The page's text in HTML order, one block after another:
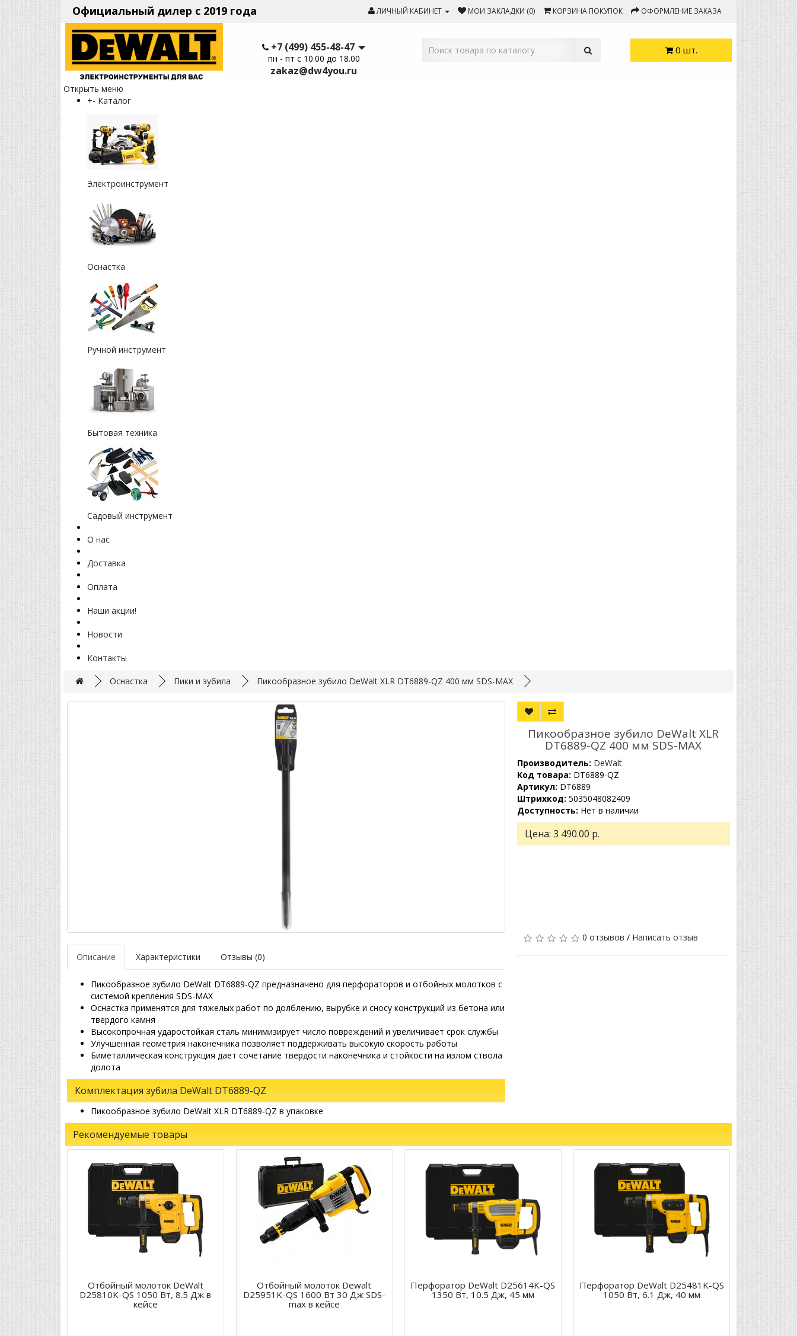
Официальный дилер с 2019 года ЛИЧНЫЙ КАБИНЕТ МОИ ЗАКЛАДКИ (0) КОРЗИНА ПОКУПОК ОФОРМЛЕНИЕ ЗАКАЗА
+7 (499) 455-48-47
пн - пт с 10.00 до 18.00
zakaz@dw4you.ru
0 шт.
Открыть меню
+- Каталог
Электроинструмент
Оснастка
Ручной инструмент
Бытовая техника
Садовый инструмент
О нас
Доставка
Оплата
Наши акции!
Новости
Контакты
Оснастка Пики и зубила Пикообразное зубило DeWalt XLR DT6889-QZ 400 мм SDS-MAX
Описание Характеристики Отзывы (0)
Пикообразное зубило DeWalt DT6889-QZ предназначено для перфораторов и отбойных молотков с
системой крепления SDS-MAX
Оснастка применятся для тяжелых работ по долблению, вырубке и сносу конструкций из бетона или
твердого камня
Высокопрочная ударостойкая сталь минимизирует число повреждений и увеличивает срок службы
Улучшенная геометрия наконечника позволяет поддерживать высокую скорость работы
Биметаллическая конструкция дает сочетание твердости наконечника и стойкости на излом ствола
долота
Комплектация зубила DeWalt DT6889-QZ
Пикообразное зубило DeWalt XLR DT6889-QZ в упаковке
Пикообразное зубило DeWalt XLR
DT6889-QZ 400 мм SDS-MAX
Производитель: DeWalt
Код товара: DT6889-QZ
Артикул: DT6889
Штрихкод: 5035048082409
Доступность: Нет в наличии
Цена: 3 490.00 р.
0 отзывов / Написать отзыв
Рекомендуемые товары
Отбойный молоток DeWalt
D25810K-QS 1050 Вт, 8.5 Дж в
кейсе
Отбойный молоток Dewalt
D25951K-QS 1600 Вт 30 Дж SDS-
max в кейсе
Перфоратор DeWalt D25614K-QS
1350 Вт, 10.5 Дж, 45 мм
Перфоратор DeWalt D25481K-QS
1050 Вт, 6.1 Дж, 40 мм